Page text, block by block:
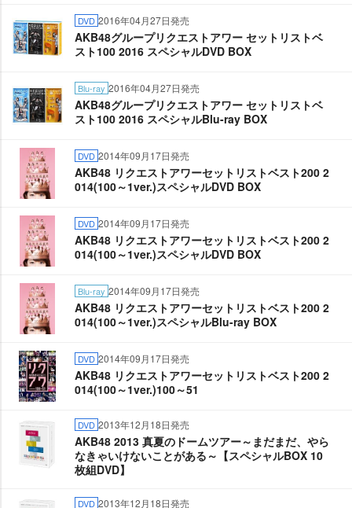
DVD 2016年04月27日発売
AKB48グループリクエストアワー セットリストベ
スト100 2016 スペシャルDVD BOX
Blu-ray 2016年04月27日発売
AKB48グループリクエストアワー セットリストベ
スト100 2016 スペシャルBlu-ray BOX
DVD 2014年09月17日発売
AKB48 リクエストアワーセットリストベスト200 2
014(100～1ver.)スペシャルDVD BOX
DVD 2014年09月17日発売
AKB48 リクエストアワーセットリストベスト200 2
014(100～1ver.)スペシャルDVD BOX
Blu-ray 2014年09月17日発売
AKB48 リクエストアワーセットリストベスト200 2
014(100～1ver.)スペシャルBlu-ray BOX
DVD 2014年09月17日発売
AKB48 リクエストアワーセットリストベスト200 2
014(100～1ver.)100～51
DVD 2013年12月18日発売
AKB48 2013 真夏のドームツアー～まだまだ、やら
なきゃいけないことがある～【スペシャルBOX 10
枚組DVD】
DVD 2013年12月18日発売